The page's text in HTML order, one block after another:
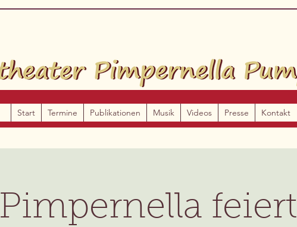
Start Termine Publikationen Musik Videos Presse Kontakt
Pimpernella feiert